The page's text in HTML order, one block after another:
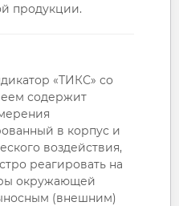
продукции.
«ТИКС» со
содержит
в корпус и
воздействия,
реагировать на
окружающей
(внешним)